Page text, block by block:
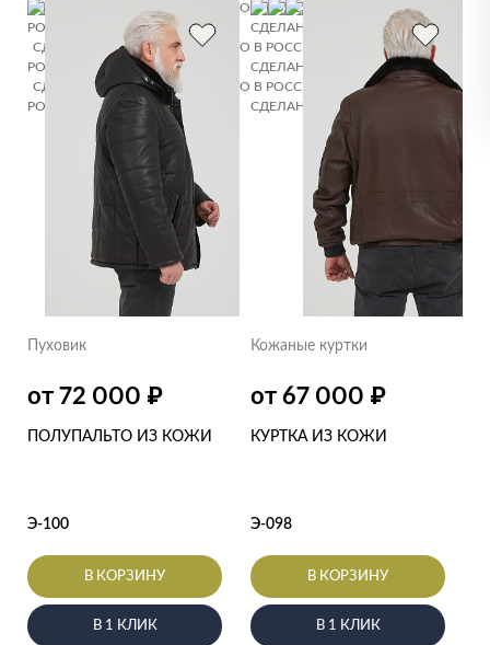
СДЕЛАНО В РОССИИ
СДЕЛАНО В РОССИИ
СДЕЛАНО В
РОССИИ
СДЕЛАНО В РОССИИ
СДЕЛАНО В РОССИИ
СДЕЛАНО В РОССИИ
СДЕЛАНО В РОССИИ
СДЕЛАНО В
РОССИИ
СДЕЛАНО В РОССИИ
СДЕЛАНО В РОССИИ
СДЕЛАНО В РОССИИ
СДЕЛАНО В РОССИИ
СДЕЛАНО В
РОССИИ
СДЕЛАНО В РОССИИ СДЕЛАНО В РОССИИ
Пуховик
от 72 000 ₽
ПОЛУПАЛЬТО ИЗ КОЖИ
Э-100
В КОРЗИНУ
В 1 КЛИК
Кожаные куртки
от 67 000 ₽
КУРТКА ИЗ КОЖИ
Э-098
В КОРЗИНУ
В 1 КЛИК